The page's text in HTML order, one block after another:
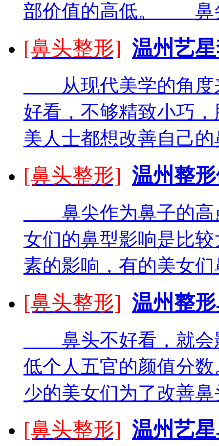
部价值的高低。 鼻
[鼻头整形] 温州艺
从现代美学的角度
好看，不够精致小巧
美人士都想改善自己
[鼻头整形] 温州整
鼻尖作为鼻子的高
女们的鼻型影响是比
素的影响，有的美女
[鼻头整形] 温州整
鼻头不好看，就会
低个人五官的颜值分
少的美女们为了改善
[鼻头整形] 温州艺